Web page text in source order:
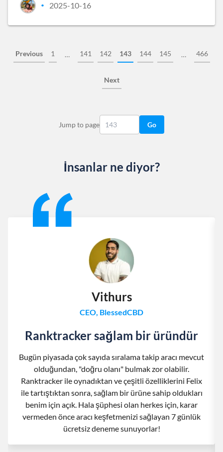
• 2025-10-16
Previous 1 … 141 142 143 144 145 … 466
Next
Jump to page Go
İnsanlar ne diyor?
Vithurs
CEO, BlessedCBD
Ranktracker sağlam bir üründür
Bugün piyasada çok sayıda sıralama takip aracı mevcut
olduğundan, "doğru olanı" bulmak zor olabilir.
Ranktracker ile oynadıktan ve çeşitli özelliklerini Felix
ile tartıştıktan sonra, sağlam bir ürüne sahip oldukları
benim için açık. Hala şüphesi olan herkes için, karar
vermeden önce aracı keşfetmenizi sağlayan 7 günlük
ücretsiz deneme sunuyorlar!